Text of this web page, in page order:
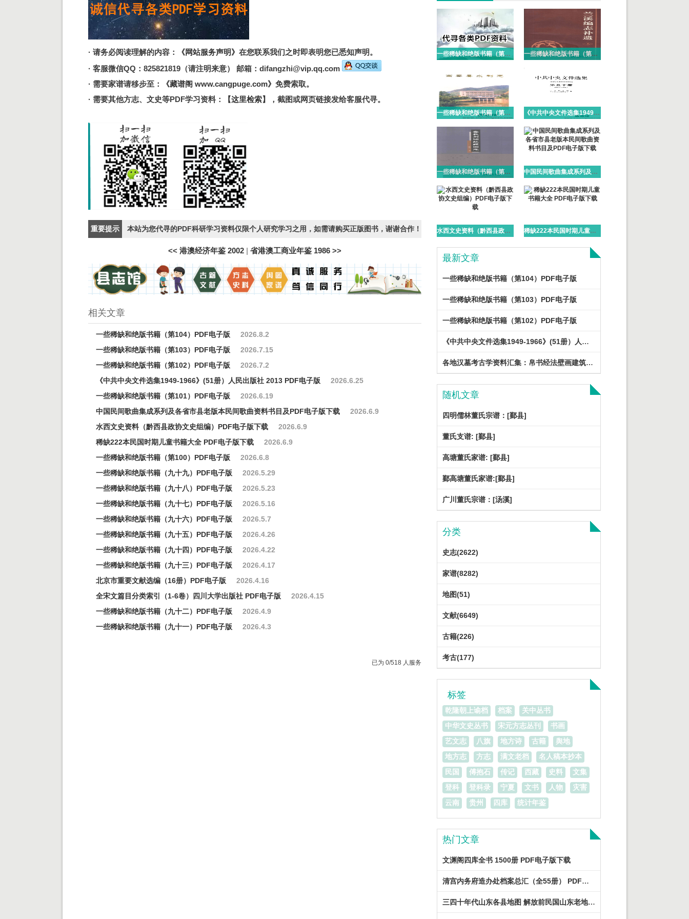
· 请务必阅读理解的内容： 《网站服务声明》 在您联系我们之时即表明您已悉知声明。
· 客服微信QQ：825821819（请注明来意） 邮箱：difangzhi@vip.qq.com
· 需要家谱请移步至：
《藏谱阁 www.cangpuge.com》 免费索取。
· 需要其他方志、文史等PDF学习资料：
【这里检索】 ，截图或网页链接发给客服代寻。
重要提示 本站为您代寻的PDF科研学习资料仅限个人研究学习之用，如需请购买正版图书，谢谢合作！
<< 港澳经济年鉴 2002 | 省港澳工商业年鉴 1986 >>
相关文章
一些稀缺和绝版书籍（第104）PDF电子版
2026.8.2
一些稀缺和绝版书籍（第103）PDF电子版
2026.7.15
一些稀缺和绝版书籍（第102）PDF电子版
2026.7.2
《中共中央文件选集1949-1966》(51册）人民出版社 2013 PDF电子版
2026.6.25
一些稀缺和绝版书籍（第101）PDF电子版
2026.6.19
中国民间歌曲集成系列及各省市县老版本民间歌曲资料书目及PDF电子版下载
2026.6.9
水西文史资料（黔西县政协文史组编）PDF电子版下载
2026.6.9
稀缺222本民国时期儿童书籍大全 PDF电子版下载
2026.6.9
一些稀缺和绝版书籍（第100）PDF电子版
2026.6.8
一些稀缺和绝版书籍（九十九）PDF电子版
2026.5.29
一些稀缺和绝版书籍（九十八）PDF电子版
2026.5.23
一些稀缺和绝版书籍（九十七）PDF电子版
2026.5.16
一些稀缺和绝版书籍（九十六）PDF电子版
2026.5.7
一些稀缺和绝版书籍（九十五）PDF电子版
2026.4.26
一些稀缺和绝版书籍（九十四）PDF电子版
2026.4.22
一些稀缺和绝版书籍（九十三）PDF电子版
2026.4.17
北京市重要文献选编（16册）PDF电子版
2026.4.16
全宋文篇目分类索引（1-6卷）四川大学出版社 PDF电子版
2026.4.15
一些稀缺和绝版书籍（九十二）PDF电子版
2026.4.9
一些稀缺和绝版书籍（九十一）PDF电子版
2026.4.3
已为 0/518 人服务
一些稀缺和绝版书籍（第104）PDF电子版 一些稀缺和绝版书籍（第103）PDF电子版
一些稀缺和绝版书籍（第102）PDF电子版 《中共中央文件选集1949-1966》(51册）人民出版社 2013 PDF电子版
一些稀缺和绝版书籍（第101）PDF电子版 中国民间歌曲集成系列及各省市县老版本民间歌曲资料书目及PDF电子版下载
水西文史资料（黔西县政协文史组编）PDF电子版下载 稀缺222本民国时期儿童书籍大全 PDF电子版下载
最新文章
一些稀缺和绝版书籍（第104）PDF电子版
一些稀缺和绝版书籍（第103）PDF电子版
一些稀缺和绝版书籍（第102）PDF电子版
《中共中央文件选集1949-1966》(51册）人民出版社 2013 PDF电子版
各地汉墓考古学资料汇集：帛书经法壁画建筑发掘报告文物简牍医书等PDF电子版
随机文章
四明儒林董氏宗谱：[鄞县]
董氏支谱: [鄞县]
高塘董氏家谱: [鄞县]
鄞高塘董氏家谱:[鄞县]
广川董氏宗谱：[汤溪]
分类
史志(2622)
家谱(8282)
地图(51)
文献(6649)
古籍(226)
考古(177)
标签
乾隆朝上谕档 档案
关中丛书
中华文史丛书
宋元方志丛刊
书画
艺文志
八旗 地方诗 古籍
舆地
地方志
方志 满文老档
名人稿本抄本
民国
傅抱石 传记 西藏 史料
文集
登科
登科录 宁夏 文书 人物
灾害
云南
贵州 四库 统计年鉴
热门文章
文渊阁四库全书 1500册 PDF电子版下载
清宫内务府造办处档案总汇（全55册） PDF电子版下载
三四十年代山东各县地图 解放前民国山东老地图下载